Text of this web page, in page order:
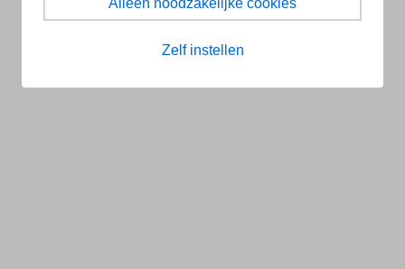
Alleen noodzakelijke cookies
Zelf instellen